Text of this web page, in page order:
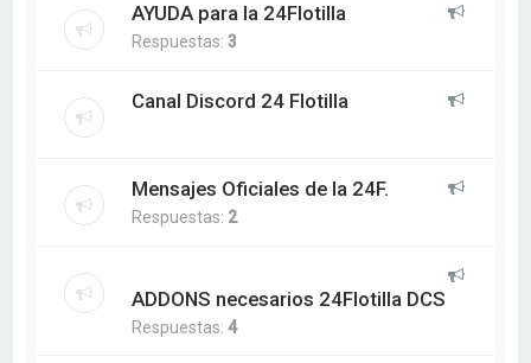
AYUDA para la 24Flotilla
Respuestas:3
Canal Discord 24 Flotilla
Mensajes Oficiales de la 24F.
Respuestas: 2
ADDONS necesarios 24Flotilla DCS
Respuestas:4